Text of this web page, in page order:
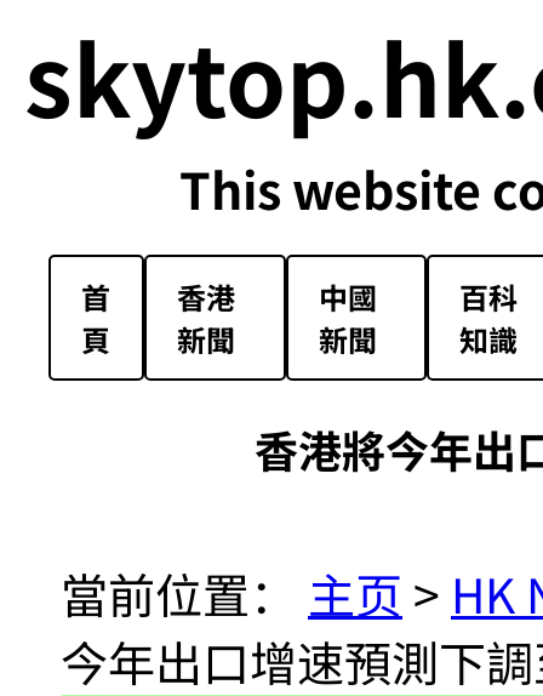
This website
首
頁
香港
新聞
中國
新聞
百科
知識
香港將今年出
當前位置： 主页 > HK
今年出口增速預測下